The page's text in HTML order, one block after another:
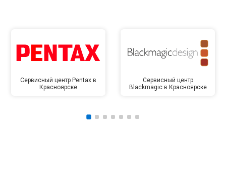
Сервисный центр Pentax в
Красноярске
Сервисный центр
Blackmagic в Красноярске